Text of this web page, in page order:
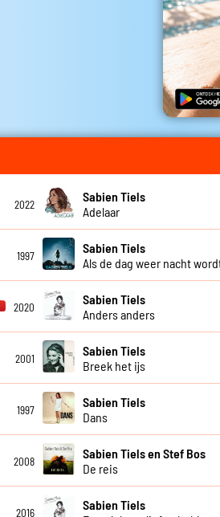
2022
Sabien Tiels
Adelaar
1997
Sabien Tiels
Als de dag weer nacht
2020
Sabien Tiels
Anders anders
2001
Sabien Tiels
Breek het ijs
1997
Sabien Tiels
Dans
2008
Sabien Tiels en Stef Bos
De reis
2016
Sabien Tiels